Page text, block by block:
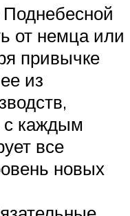
от немца или
привычке
из
каждым
все
новых